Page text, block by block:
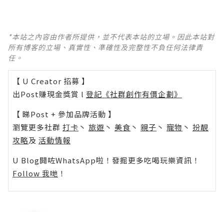
*本站之內容由作者所提供，並不代表本站的立場。因此本站對
所有博客的立場、真實性、準確性及完整性不負任何法律責
任。
【 U Creator 招募 】
出Post賺現金獎賞 l 登記《社群創作有價企劃》
【 睇Post + 參加品牌活動 】
瀏覽更多社群 打卡 丶 旅遊 丶 美食 丶 親子 丶 寵物 丶 扮靚
攻略及 活動情報
U Blog開咗WhatsApp啦！發掘更多吃喝玩樂資訊！
Follow 我哋 ！